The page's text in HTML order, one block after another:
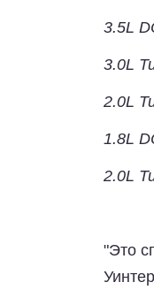
3.5L
3.0L
2.0L
1.8L
2.0L
"Это